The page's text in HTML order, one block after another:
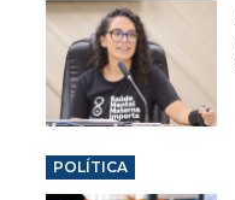
POLÍTICA